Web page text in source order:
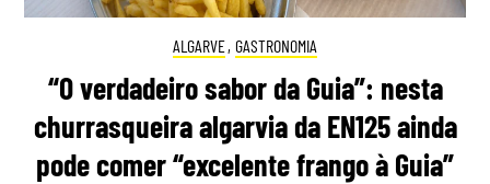
ALGARVE, GASTRONOMIA
“O verdadeiro sabor da Guia”: nesta
churrasqueira algarvia da EN125 ainda
pode comer “excelente frango à Guia”